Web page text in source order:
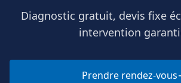
Diagnostic gratuit, devis fixe
intervention
Prendre rendez-vous